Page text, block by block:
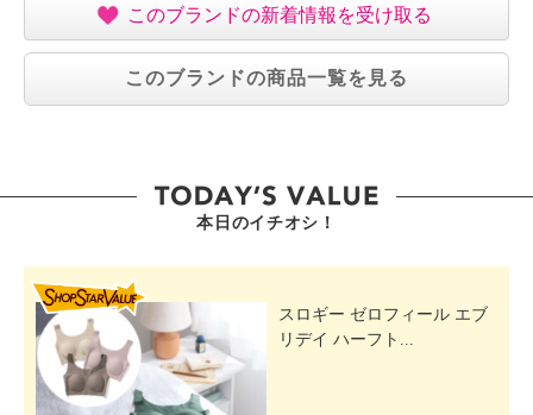
このブランドの新着情報を受け取る
このブランドの商品一覧を見る
本日のイチオシ！
スロギー ゼロフィール エブ
リデイ ハーフト...